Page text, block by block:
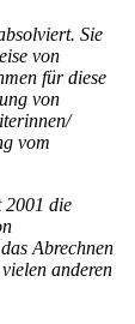
Sie
von
für diese
von
vom
2001 die
Abrechnen
anderen